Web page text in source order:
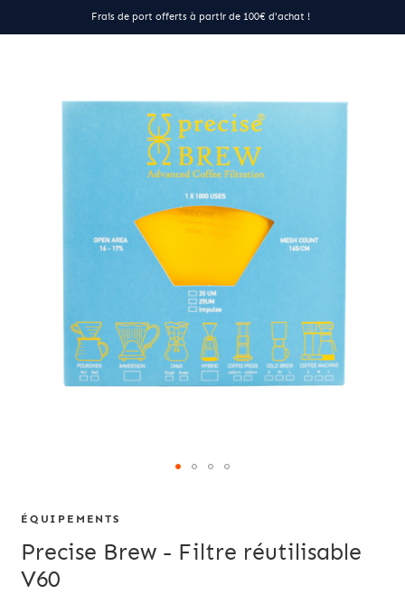
Frais de port offerts à partir de 100€ d'achat !
ÉQUIPEMENTS
Precise Brew - Filtre réutilisable
V60